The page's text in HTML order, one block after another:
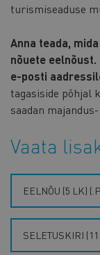
turismiseaduse
Anna teada,
nõuete
e-posti
tagasiside põhjal
saadan
Vaata
EELNÕU (5 LK)
SELETUSKIRI